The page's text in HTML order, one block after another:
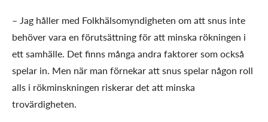
– Jag håller med Folkhälsomyndigheten om att snus inte
behöver vara en förutsättning för att minska rökningen i
ett samhälle. Det finns många andra faktorer som också
spelar in. Men när man förnekar att snus spelar någon roll
alls i rökminskningen riskerar det att minska
trovärdigheten.